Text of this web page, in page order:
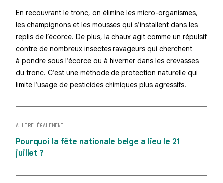
En recouvrant le tronc, on élimine les micro-organismes,
les champignons et les mousses qui s’installent dans les
replis de l’écorce. De plus, la chaux agit comme un répulsif
contre de nombreux insectes ravageurs qui cherchent
à pondre sous l’écorce ou à hiverner dans les crevasses
du tronc. C’est une méthode de protection naturelle qui
limite l’usage de pesticides chimiques plus agressifs.
A LIRE ÉGALEMENT
Pourquoi la fête nationale belge a lieu le 21
juillet ?